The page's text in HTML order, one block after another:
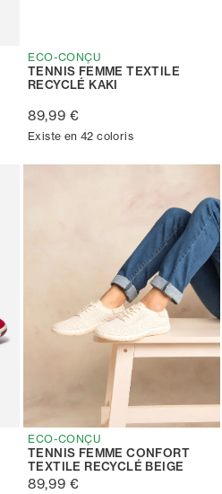
ECO-CONÇU
TENNIS FEMME TEXTILE
RECYCLÉ KAKI
89,99 €
Existe en 42 coloris
ECO-CONÇU
TENNIS FEMME CONFORT
TEXTILE RECYCLÉ BEIGE
89,99 €